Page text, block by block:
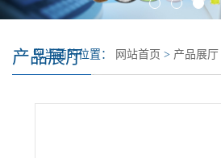
产品展厅
您当前的位置： 网站首页 > 产品展厅